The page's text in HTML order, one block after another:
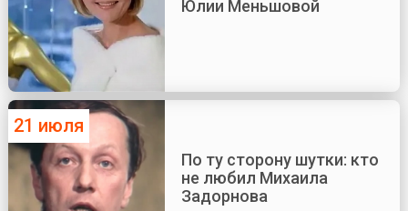
Юлии Меньшовой
21 июля
По ту сторону шутки: кто
не любил Михаила
Задорнова